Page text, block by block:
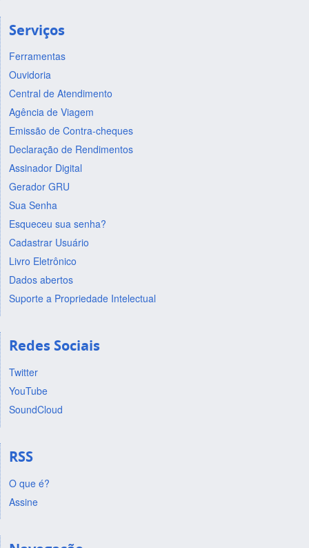
Serviços
Ferramentas
Ouvidoria
Central de Atendimento
Agência de Viagem
Emissão de Contra-cheques
Declaração de Rendimentos
Assinador Digital
Gerador GRU
Sua Senha
Esqueceu sua senha?
Cadastrar Usuário
Livro Eletrônico
Dados abertos
Suporte a Propriedade Intelectual
Redes Sociais
Twitter
YouTube
SoundCloud
RSS
O que é?
Assine